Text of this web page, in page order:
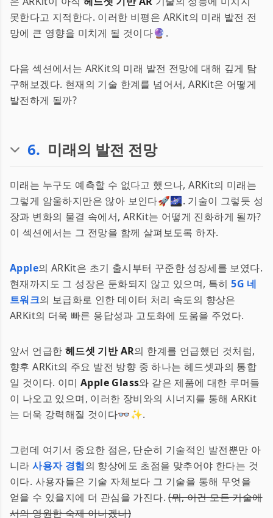
못한다고 지적한다. 이러한 비평은 ARKit의 미래 발전 전
망에 큰 영향을 미치게 될 것이다🔮.
다음 섹션에서는 ARKit의 미래 발전 전망에 대해 깊게 탐
구해보겠다. 현재의 기술 한계를 넘어서, ARKit은 어떻게
발전하게 될까?
6. 미래의 발전 전망
미래는 누구도 예측할 수 없다고 했으나, ARKit의 미래는
그렇게 암울하지만은 않아 보인다🚀🌌. 기술이 그렇듯 성
장과 변화의 물결 속에서, ARKit는 어떻게 진화하게 될까?
이 섹션에서는 그 전망을 함께 살펴보도록 하자.
Apple의 ARKit은 초기 출시부터 꾸준한 성장세를 보였다.
현재까지도 그 성장은 둔화되지 않고 있으며, 특히5G 네
트워크의 보급화로 인한 데이터 처리 속도의 향상은
ARKit의 더욱 빠른 응답성과 고도화에 도움을 주었다.
앞서 언급한 헤드셋 기반 AR의 한계를 언급했던 것처럼,
향후 ARKit의 주요 발전 방향 중 하나는 헤드셋과의 통합
일 것이다. 이미Apple Glass와 같은 제품에 대한 루머들
이 나오고 있으며, 이러한 장비와의 시너지를 통해 ARKit
는 더욱 강력해질 것이다👓✨.
그런데 여기서 중요한 점은, 단순히 기술적인 발전뿐만 아
니라사용자 경험의 향상에도 초점을 맞추어야 한다는 것
이다. 사용자들은 기술 자체보다 그 기술을 통해 무엇을
얻을 수 있을지에 더 관심을 가진다.(뭐, 이건 모든 기술에
서의 영원한 숙제 아니겠나)